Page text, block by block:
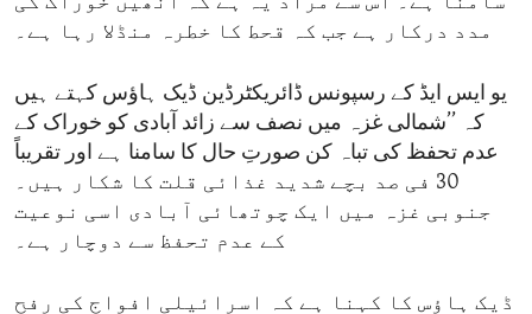
مدد درکار ہے جب کہ قحط کا خطرہ منڈلا رہا ہے۔
یو ایس ایڈ کے رسپونس ڈائریکٹرڈین ڈیک ہاؤس کہتے ہیں
کہ ’’شمالی غزہ میں نصف سے زائد آبادی کو خوراک کے
عدم تحفظ کی تباہ کن صورتِ حال کا سامنا ہے اور تقریباً
30 فی صد بچے شدید غذائی قلت کا شکار ہیں۔
جنوبی غزہ میں ایک چوتھائی آبادی اسی نوعیت
کے عدم تحفظ سے دوچار ہے۔
ڈیک ہاؤس کا کہنا ہے کہ اسرائیلی افواج کی رفح